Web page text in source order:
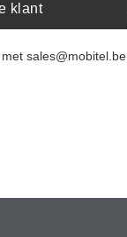
klant